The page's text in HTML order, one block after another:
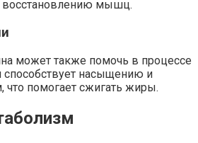
восстановлению мышц.
может также помочь в процессе
способствует насыщению и
что помогает сжигать жиры.